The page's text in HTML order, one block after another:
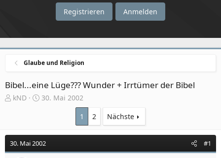
Registrieren Anmelden
Glaube und Religion
Bibel...eine Lüge??? Wunder + Irrtümer der Bibel
E
e
l
l
kND
E
e
l
l
30. Mai 2002
1
2 Nächste
30. Mai 2002 #1